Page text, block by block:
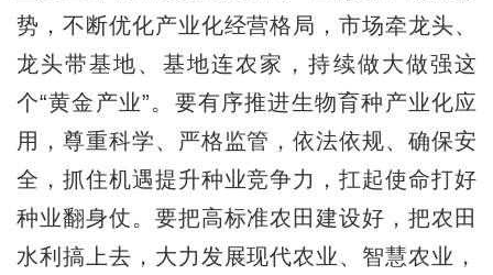
势，不断优化产业化经营格局，市场牵龙头、
龙头带基地、基地连农家，持续做大做强这
个“黄金产业”。要有序推进生物育种产业化应
用，尊重科学、严格监管，依法依规、确保安
全，抓住机遇提升种业竞争力，扛起使命打好
种业翻身仗。要把高标准农田建设好，把农田
水利搞上去，大力发展现代农业、智慧农业，